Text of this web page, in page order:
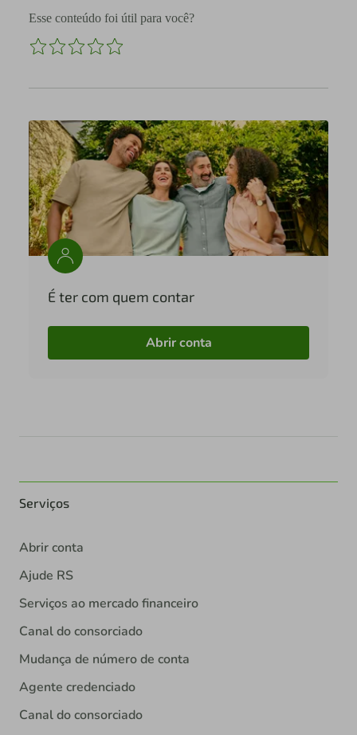
Esse conteúdo foi útil para você?
É ter com quem contar
Abrir conta
Serviços
Abrir conta
Ajude RS
Serviços ao mercado financeiro
Canal do consorciado
Mudança de número de conta
Agente credenciado
Canal do consorciado